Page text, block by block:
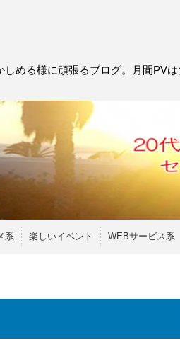
める様に頑張るブログ。月間PVは
系 楽しいイベント WEBサービス系